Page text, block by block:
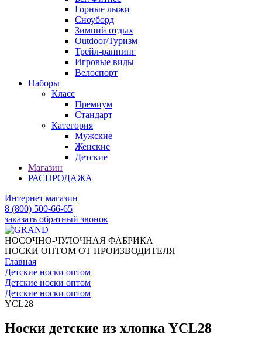
Горные лыжи
Сноуборд
Зимний отдых
Outdoor/Туризм
Трейл-раннинг
Игровые виды
Велоспорт
Наборы
Класс
Премиум
Стандарт
Категория
Мужские
Женские
Детские
Магазин
РАСПРОДАЖА
Интернет магазин
8 (800) 500-66-65
заказать обратный звонок
НОСОЧНО-ЧУЛОЧНАЯ ФАБРИКА
НОСКИ ОПТОМ ОТ ПРОИЗВОДИТЕЛЯ
Главная
Детские носки оптом
Детские носки оптом
Детские носки оптом
YCL28
Носки детские из хлопка YCL28